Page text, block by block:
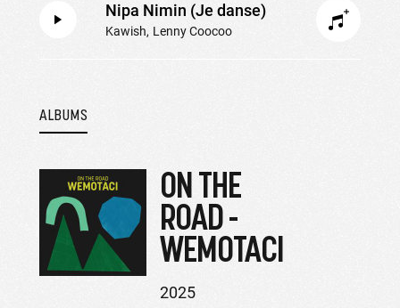
Nipa Nimin (Je danse)
Kawish Lenny Coocoo
ALBUMS
ON THE
ROAD -
WEMOTACI
2025